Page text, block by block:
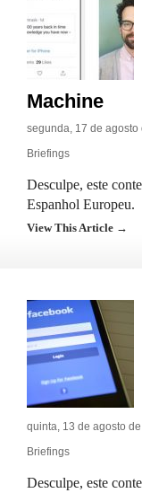
Machine
segunda, 17 de agosto
Briefings
Desculpe, este
Espanhol Europeu.
View This Article →
quinta, 13 de agosto
Briefings
Desculpe, este